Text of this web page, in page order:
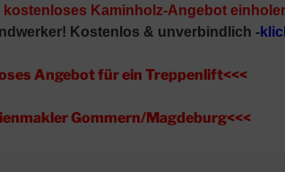
Kaminholz-Angebot
Kostenlos & unverbindlich -
Angebot für ein Treppenlift<<<
Gommern/Magdeburg<<<